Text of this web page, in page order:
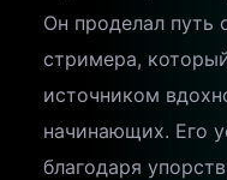
Он проделал путь
стримера,
источником
начинающих. Его
благодаря